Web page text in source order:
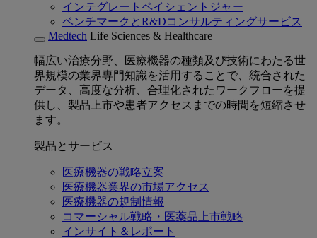
インテグレートペイシェントジャー
ベンチマークとR&Dコンサルティングサービス
Medtech Life Sciences & Healthcare
幅広い治療分野、医療機器の種類及び技術にわたる世
界規模の業界専門知識を活用することで、統合された
データ、高度な分析、合理化されたワークフローを提
供し、製品上市や患者アクセスまでの時間を短縮させ
ます。
製品とサービス
医療機器の戦略立案
医療機器業界の市場アクセス
医療機器の規制情報
コマーシャル戦略・医薬品上市戦略
インサイト＆レポート